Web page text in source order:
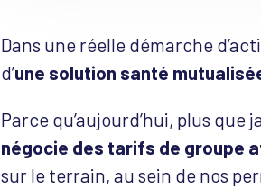
Dans une réelle démarche
d’une solution santé
Parce qu’aujourd’hui, plus
négocie des tarifs de groupe
sur le terrain, au sein de nos